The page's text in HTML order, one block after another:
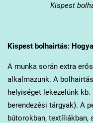
Kispest
Kispestbolhairtás:
A munka során extra
alkalmazunk. A
helyiséget lekezelünk
berendezési tárgyak). A
bútorokban, textíliákban,